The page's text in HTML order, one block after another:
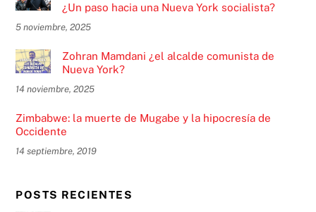
¿Un paso hacia una Nueva York socialista?
5 noviembre, 2025
Zohran Mamdani ¿el alcalde comunista de
Nueva York?
14 noviembre, 2025
Zimbabwe: la muerte de Mugabe y la hipocresía de
Occidente
14 septiembre, 2019
POSTS RECIENTES